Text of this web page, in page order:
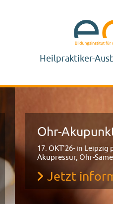
Heilpraktiker-
Ohr-
17. OKT'26- in Leipzig
Akupressur, Ohr-Samen
Jetzt